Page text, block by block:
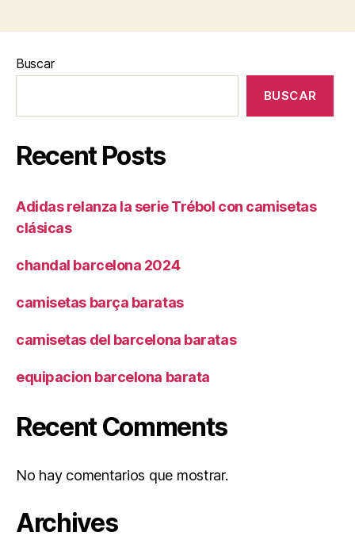
Buscar
BUSCAR
Recent Posts
Adidas relanza la serie Trébol con camisetas
clásicas
chandal barcelona 2024
camisetas barça baratas
camisetas del barcelona baratas
equipacion barcelona barata
Recent Comments
No hay comentarios que mostrar.
Archives